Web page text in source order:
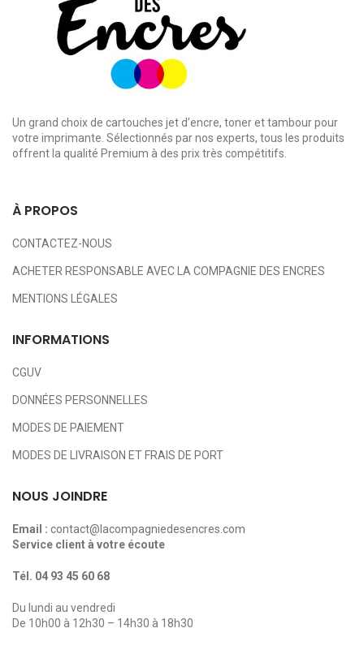
Un grand choix de cartouches jet d’encre, toner et tambour pour
votre imprimante. Sélectionnés par nos experts, tous les produits
offrent la qualité Premium à des prix très compétitifs.
À PROPOS
CONTACTEZ-NOUS
ACHETER RESPONSABLE AVEC LA COMPAGNIE DES ENCRES
MENTIONS LÉGALES
INFORMATIONS
CGUV
DONNÉES PERSONNELLES
MODES DE PAIEMENT
MODES DE LIVRAISON ET FRAIS DE PORT
NOUS JOINDRE
Email : contact@lacompagniedesencres.com
Service client à votre écoute
Tél. 04 93 45 60 68
Du lundi au vendredi
De 10h00 à 12h30 – 14h30 à 18h30